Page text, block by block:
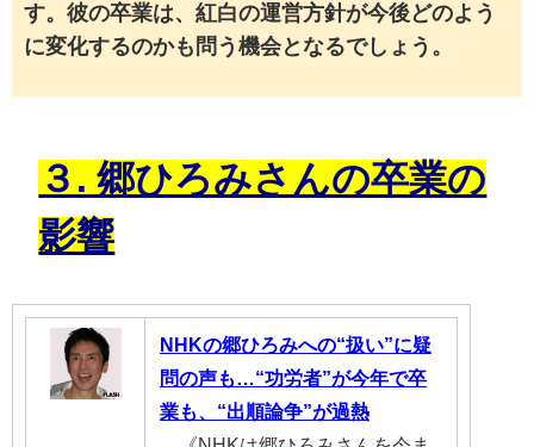
す。彼の卒業は、紅白の運営方針が今後どのよう
に変化するのかも問う機会となるでしょう。
３. 郷ひろみさんの卒業の
影響
NHKの郷ひろみへの“扱い”に疑
問の声も…“功労者”が今年で卒
業も、“出順論争”が過熱